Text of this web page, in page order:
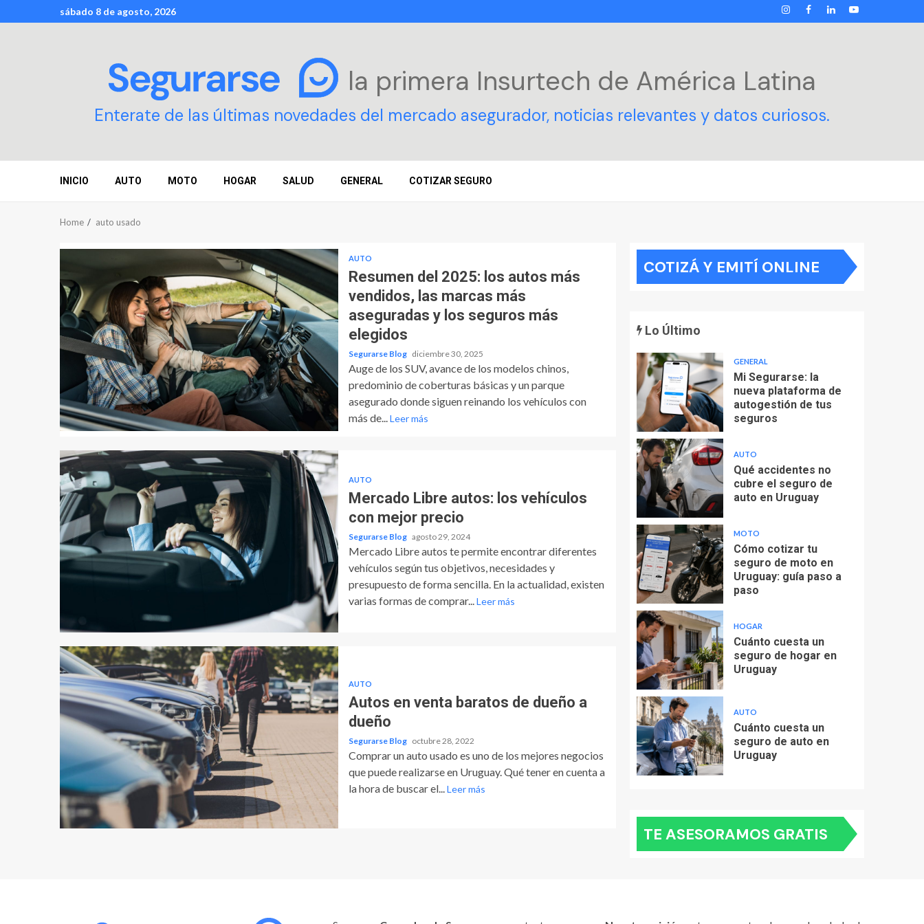
to
sábado 8 de agosto, 2026 INSTAGRAM
FACEBOOK
LINKEDIN
YOUTUBE
la primera Insurtech de América Latina
Enterate de las últimas novedades del mercado asegurador, noticias relevantes y datos curiosos.
INICIO AUTO MOTO HOGAR SALUD GENERAL COTIZAR SEGURO
Home auto usado
AUTO
Resumen del 2025: los autos más
vendidos, las marcas más
aseguradas y los seguros más
elegidos
Segurarse Blog diciembre 30, 2025
Auge de los SUV, avance de los modelos chinos,
predominio de coberturas básicas y un parque
asegurado donde siguen reinando los vehículos con
más de...Leer más
AUTO
Mercado Libre autos: los vehículos
con mejor precio
Segurarse Blog agosto 29, 2024
Mercado Libre autos te permite encontrar diferentes
vehículos según tus objetivos, necesidades y
presupuesto de forma sencilla. En la actualidad, existen
varias formas de comprar... Leer más
AUTO
Autos en venta baratos de dueño a
dueño
Segurarse Blog octubre 28, 2022
Comprar un auto usado es uno de los mejores negocios
que puede realizarse en Uruguay. Qué tener en cuenta a
la hora de buscar el... Leer más
COTIZÁ Y EMITÍ ONLINE
Lo Último
GENERAL
Mi Segurarse: la
nueva plataforma de
autogestión de tus
seguros
AUTO
Qué accidentes no
cubre el seguro de
auto en Uruguay
MOTO
Cómo cotizar tu
seguro de moto en
Uruguay: guía paso a
paso
HOGAR
Cuánto cuesta un
seguro de hogar en
Uruguay
AUTO
Cuánto cuesta un
seguro de auto en
Uruguay
TE ASESORAMOS GRATIS